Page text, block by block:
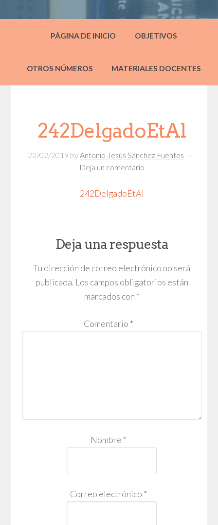
PÁGINA DE INICIO OBJETIVOS
OTROS NÚMEROS MATERIALES DOCENTES
242DelgadoEtAl
22/02/2019 by Antonio Jesús Sánchez Fuentes
Deja un comentario
242DelgadoEtAl
Deja una respuesta
Tu dirección de correo electrónico no será
publicada. Los campos obligatorios están
marcados con *
Comentario *
Nombre *
Correo electrónico *